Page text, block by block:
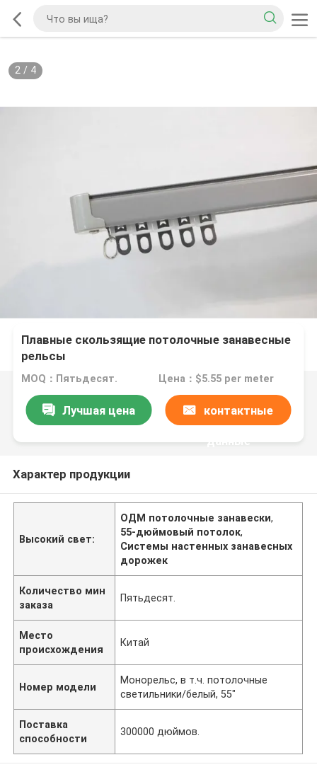
2/ 4
Плавные скользящие потолочные занавесные
рельсы
MOQ：Пятьдесят. Цена：$5.55 per meter
Лучшая цена контактные
данные
Характер продукции
Высокий свет:
ОДМ потолочные занавески,
55-дюймовый потолок,
Системы настенных занавесных
дорожек
Количество мин
заказа
Пятьдесят.
Место
происхождения
Китай
Номер модели
Монорельс, в т.ч. потолочные
светильники/белый, 55"
Поставка
способности
300000 дюймов.